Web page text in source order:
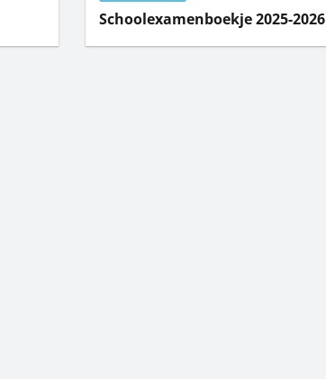
Schoolexamenboekje 2025-2026